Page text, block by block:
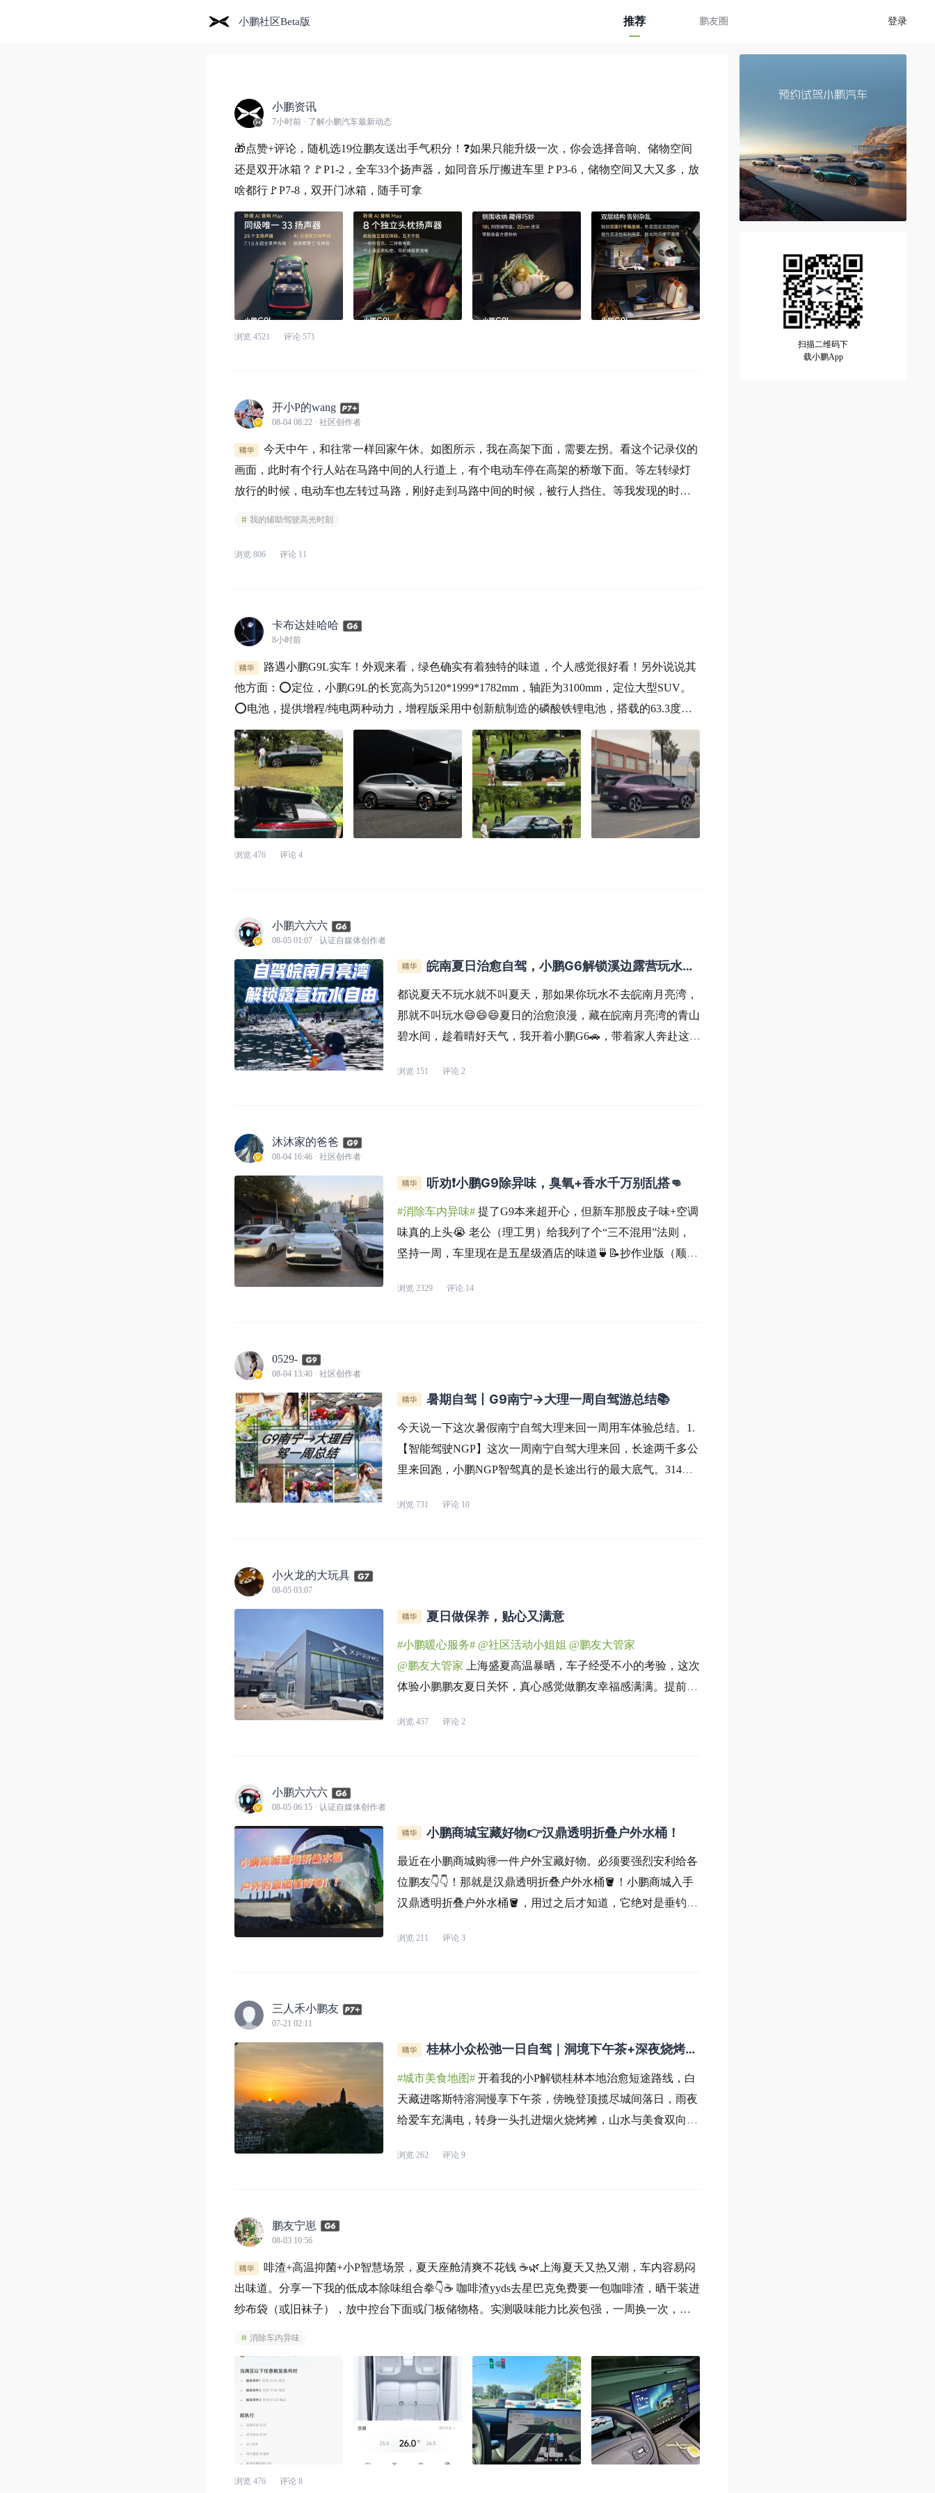
小鹏社区Beta版 推荐 鹏友圈 登录
小鹏资讯
7小时前 · 了解小鹏汽车最新动态
🎁点赞+评论，随机选19位鹏友送出手气积分！❓如果只能升级一次，你会选择音响、储物空间
还是双开冰箱？🚩P1-2，全车33个扬声器，如同音乐厅搬进车里🚩P3-6，储物空间又大又多，放
啥都行🚩P7-8，双开门冰箱，随手可拿
浏览 4521 评论 571
开小P的wang
08-04 08:22 · 社区创作者
今天中午，和往常一样回家午休。如图所示，我在高架下面，需要左拐。看这个记录仪的
画面，此时有个行人站在马路中间的人行道上，有个电动车停在高架的桥墩下面。等左转绿灯
放行的时候，电动车也左转过马路，刚好走到马路中间的时候，被行人挡住。等我发现的时
我的辅助驾驶高光时刻
浏览 806 评论 11
卡布达娃哈哈
8小时前
路遇小鹏G9L实车！外观来看，绿色确实有着独特的味道，个人感觉很好看！另外说说其
他方面：⭕定位，小鹏G9L的长宽高为5120*1999*1782mm，轴距为3100mm，定位大型SUV。
⭕电池，提供增程/纯电两种动力，增程版采用中创新航制造的磷酸铁锂电池，搭载的63.3度电
池可提供最高350km的纯
浏览 476 评论 4
小鹏六六六
08-05 01:07 · 认证自媒体创作者
皖南夏日治愈自驾，小鹏G6解锁溪边露营玩水自
都说夏天不玩水就不叫夏天，那如果你玩水不去皖南月亮湾，
那就不叫玩水😄😄😄夏日的治愈浪漫，藏在皖南月亮湾的青山
碧水间，趁着晴好天气，我开着小鹏G6🚗，带着家人奔赴这场
子自驾时光。一路奔赴山野，G6驾乘舒适平稳，宽敞的空间装
浏览 151 评论 2
沐沐家的爸爸
08-04 16:46 · 社区创作者
听劝❗️小鹏G9除异味，臭氧+香水千万别乱搭👊
#消除车内异味# 提了G9本来超开心，但新车那股皮子味+空调
味真的上头😭 老公（理工男）给我列了个“三不混用”法则，
坚持一周，车里现在是五星级酒店的味道🍵📝抄作业版（顺序
的Nappa皮娇贵着呢。老公操作：人下车→外循环+风量最大→
浏览 2329 评论 14
0529-
08-04 13:40 · 社区创作者
暑期自驾丨G9南宁→大理一周自驾游总结📚
今天说一下这次暑假南宁自驾大理来回一周用车体验总结。1.
【智能驾驶NGP】这次一周南宁自驾大理来回，长途两千多公
里来回跑，小鹏NGP智驾真的是长途出行的最大底气。314天
智驾，累计辅助驾驶时长85.1小时，这周自驾游直接1202.05k
浏览 731 评论 10
小火龙的大玩具
08-05 03:07
夏日做保养，贴心又满意
#小鹏暖心服务# @社区活动小姐姐 @鹏友大管家
@鹏友大管家 上海盛夏高温暴晒，车子经受不小的考验，这次
体验小鹏鹏友夏日关怀，真心感觉做鹏友幸福感满满。提前在
夏季免费检测，师傅仔细检查电池冷却、空调、轮胎还有底
浏览 457 评论 2
小鹏六六六
08-05 06:15 · 认证自媒体创作者
小鹏商城宝藏好物👉汉鼎透明折叠户外水桶！
最近在小鹏商城购🉐一件户外宝藏好物。必须要强烈安利给各
位鹏友👇👇！那就是汉鼎透明折叠户外水桶🪣！小鹏商城入手
汉鼎透明折叠户外水桶🪣，用过之后才知道，它绝对是垂钓🎣
透可视，渔获情况一目了然👀。自带加长打水绳，岸边取水轻
浏览 211 评论 3
三人禾小鹏友
07-21 02:11
桂林小众松弛一日自驾｜洞境下午茶+深夜烧烤美
#城市美食地图# 开着我的小P解锁桂林本地治愈短途路线，白
天藏进喀斯特溶洞慢享下午茶，傍晚登顶揽尽城间落日，雨夜
给爱车充满电，转身一头扎进烟火烧烤摊，山水与美食双向治
石山之中的「洞境」，天然喀斯特溶洞改造而成的洞穴咖啡
浏览 262 评论 9
鹏友宁崽
08-03 10:56
啡渣+高温抑菌+小P智慧场景，夏天座舱清爽不花钱 ☕🌿上海夏天又热又潮，车内容易闷
出味道。分享一下我的低成本除味组合拳👇☕ 咖啡渣yyds去星巴克免费要一包咖啡渣，晒干装进
纱布袋（或旧袜子），放中控台下面或门板储物格。实测吸味能力比炭包强，一周换一次，车
消除车内异味
浏览 476 评论 8
扫描二维码下
载小鹏App